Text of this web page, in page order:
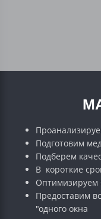
Подготовим
Подберем
В короткие
Оптимизируем
Предоставим